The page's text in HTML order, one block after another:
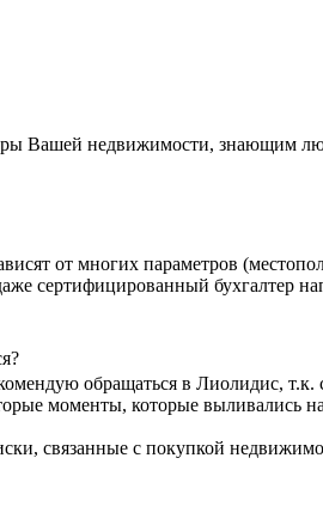
Вашей недвижимости, знающим
от многих параметров
сертифицированный бухгалтер
обращаться в Лиолидис, т.к.
моменты, которые выливались
связанные с покупкой